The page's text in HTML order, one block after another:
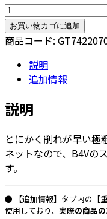
ダ
イ
ヤ
ド
グ
ッ
ト
バ
ッ
ク
８”＃
お買い物カゴに追加
商品コード:
説明
追加情報
説明
とにかく削れが早い極
ネットなので、B4Vの
す。
● 【追加情報】タブ内の【
使用しており、 実際の商品